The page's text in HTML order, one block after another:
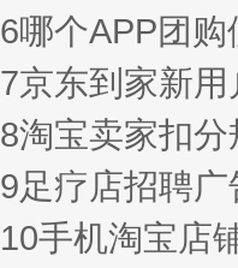
6哪个APP团
7京东到家新
8淘宝卖家扣
9足疗店招聘
10手机淘宝店